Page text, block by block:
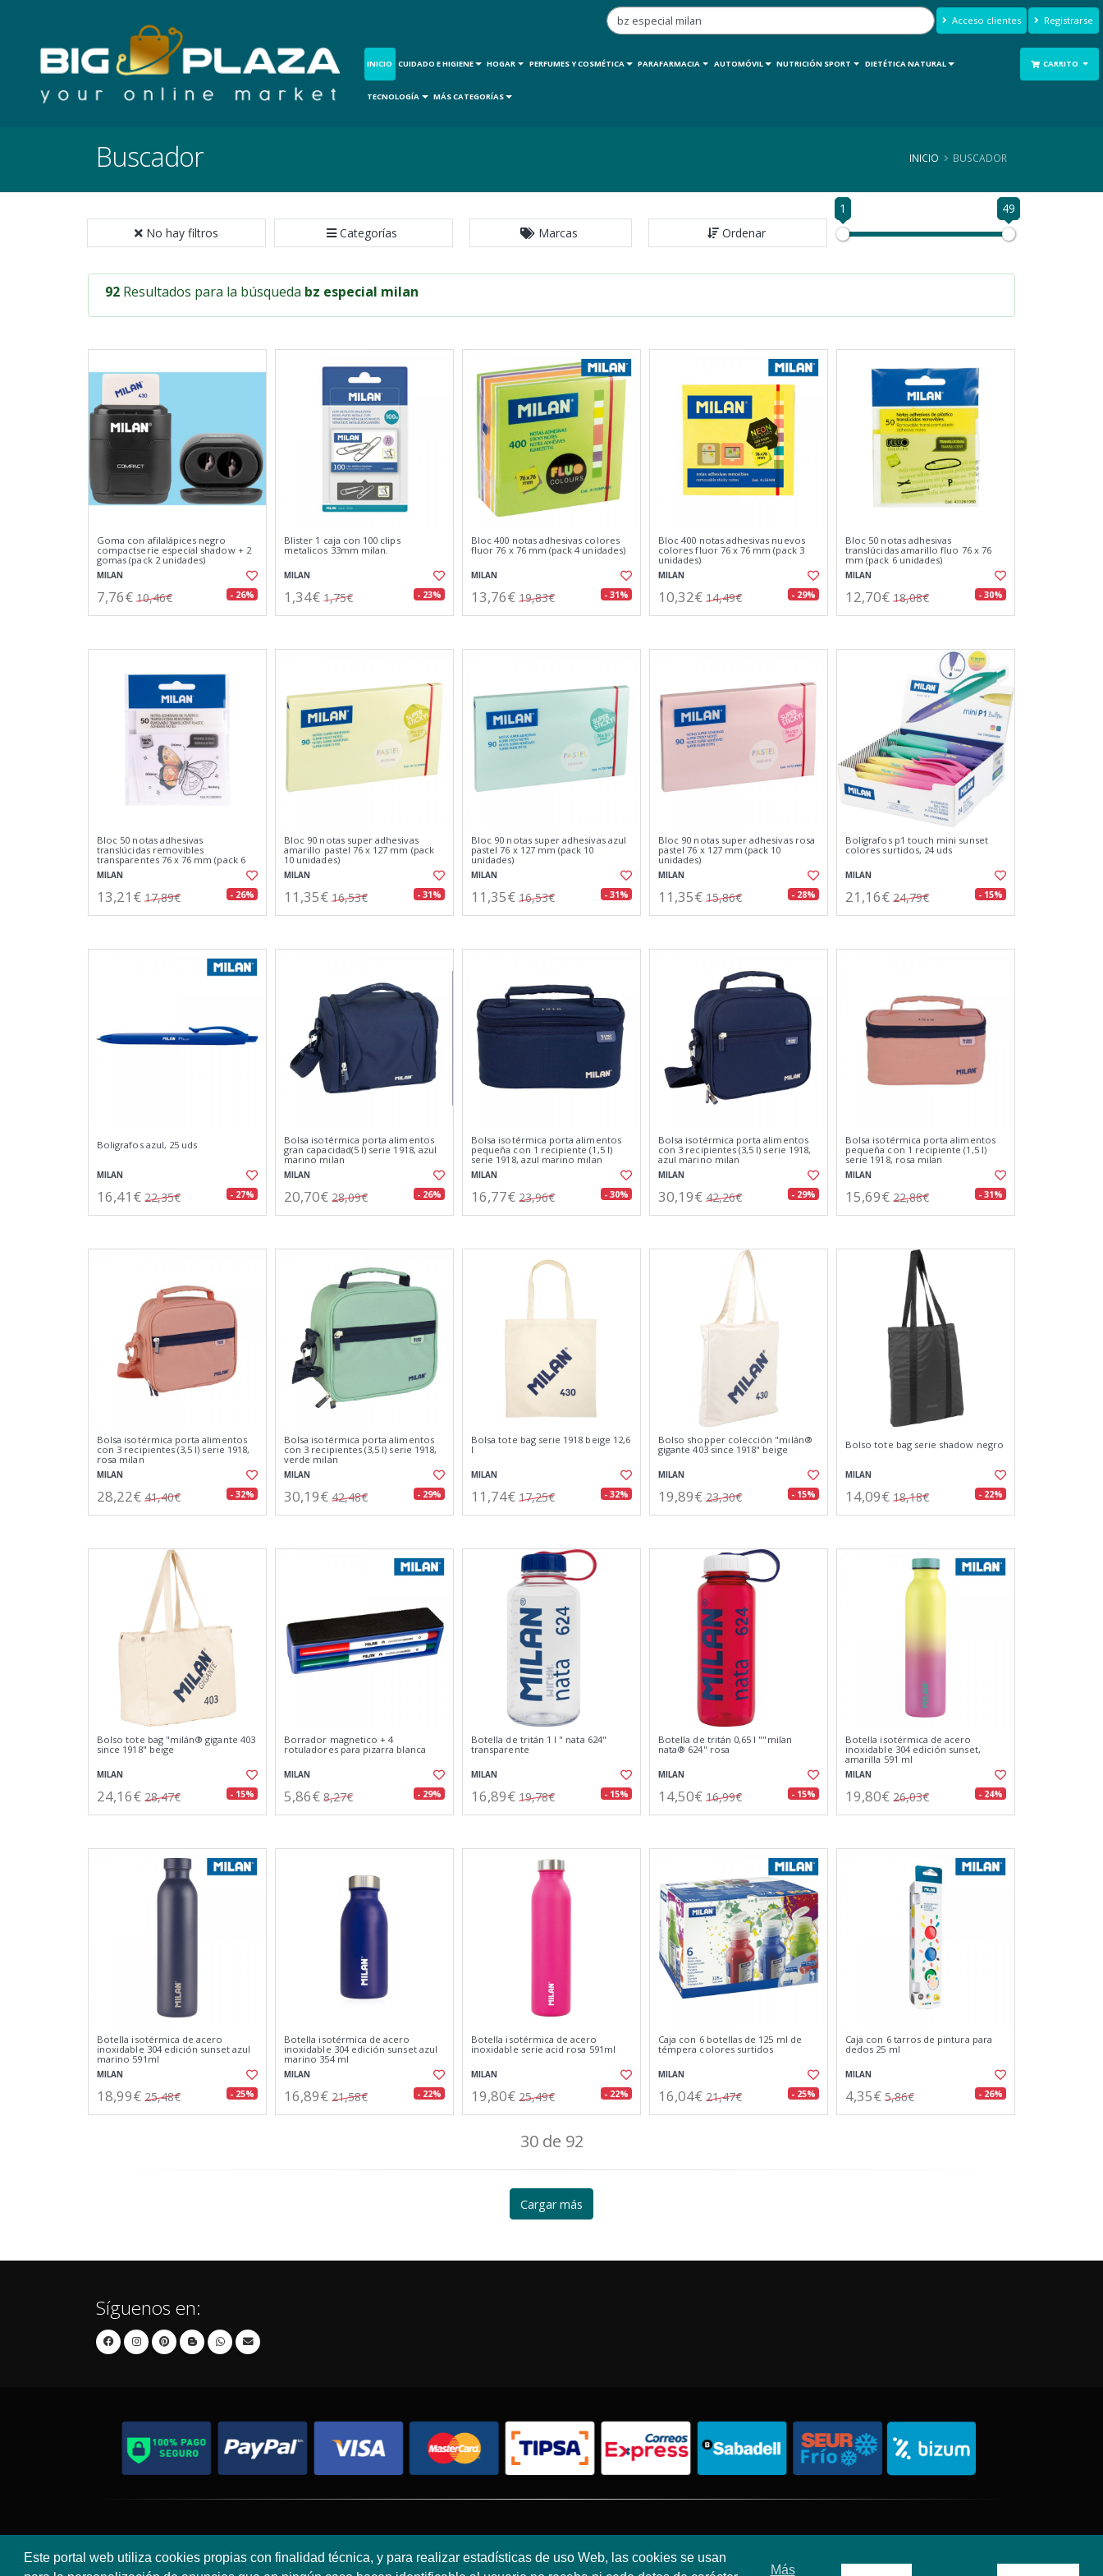
Este portal web utiliza cookies propias con finalidad técnica, y para realizar estadísticas de uso Web, las cookies se usan
Más
Acceso clientes Registrarse
INICIO CUIDADO E HIGIENE HOGAR PERFUMES Y COSMÉTICA PARAFARMACIA AUTOMÓVIL NUTRICIÓN SPORT DIETÉTICA NATURAL
TECNOLOGÍA MÁS CATEGORÍAS
CARRITO
Buscador INICIO BUSCADOR
No hay filtros Categorías Marcas Ordenar
1 49
92 Resultados para la búsqueda bz especial milan
Goma con afilalápices negro
compactserie especial shadow + 2
gomas (pack 2 unidades)
MILAN
7,76€ 10,46€ - 26%
Blister 1 caja con 100 clips
metalicos 33mm milan.
MILAN
1,34€ 1,75€ - 23%
Bloc 400 notas adhesivas colores
fluor 76 x 76 mm (pack 4 unidades)
MILAN
13,76€ 19,83€ - 31%
Bloc 400 notas adhesivas nuevos
colores fluor 76 x 76 mm (pack 3
unidades)
MILAN
10,32€ 14,49€ - 29%
Bloc 50 notas adhesivas
translúcidas amarillo fluo 76 x 76
mm (pack 6 unidades)
MILAN
12,70€ 18,08€ - 30%
Bloc 50 notas adhesivas
translúcidas removibles
transparentes 76 x 76 mm (pack 6
unidades)
MILAN
13,21€ 17,89€ - 26%
Bloc 90 notas super adhesivas
amarillo pastel 76 x 127 mm (pack
10 unidades)
MILAN
11,35€ 16,53€ - 31%
Bloc 90 notas super adhesivas azul
pastel 76 x 127 mm (pack 10
unidades)
MILAN
11,35€ 16,53€ - 31%
Bloc 90 notas super adhesivas rosa
pastel 76 x 127 mm (pack 10
unidades)
MILAN
11,35€ 15,86€ - 28%
Bolígrafos p1 touch mini sunset
colores surtidos, 24 uds
MILAN
21,16€ 24,79€ - 15%
Boligrafos azul, 25 uds
MILAN
16,41€ 22,35€ - 27%
Bolsa isotérmica porta alimentos
gran capacidad(5 l) serie 1918, azul
marino milan
MILAN
20,70€ 28,09€ - 26%
Bolsa isotérmica porta alimentos
pequeña con 1 recipiente (1,5 l)
serie 1918, azul marino milan
MILAN
16,77€ 23,96€ - 30%
Bolsa isotérmica porta alimentos
con 3 recipientes (3,5 l) serie 1918,
azul marino milan
MILAN
30,19€ 42,26€ - 29%
Bolsa isotérmica porta alimentos
pequeña con 1 recipiente (1,5 l)
serie 1918, rosa milan
MILAN
15,69€ 22,88€ - 31%
Bolsa isotérmica porta alimentos
con 3 recipientes (3,5 l) serie 1918,
rosa milan
MILAN
28,22€ 41,40€ - 32%
Bolsa isotérmica porta alimentos
con 3 recipientes (3,5 l) serie 1918,
verde milan
MILAN
30,19€ 42,48€ - 29%
Bolsa tote bag serie 1918 beige 12,6
l
MILAN
11,74€ 17,25€ - 32%
Bolso shopper colección "milán®
gigante 403 since 1918" beige
MILAN
19,89€ 23,30€ - 15%
Bolso tote bag serie shadow negro
MILAN
14,09€ 18,18€ - 22%
Bolso tote bag "milán® gigante 403
since 1918" beige
MILAN
24,16€ 28,47€ - 15%
Borrador magnetico + 4
rotuladores para pizarra blanca
MILAN
5,86€ 8,27€ - 29%
Botella de tritán 1 l " nata 624"
transparente
MILAN
16,89€ 19,78€ - 15%
Botella de tritán 0,65 l ""milan
nata® 624" rosa
MILAN
14,50€ 16,99€ - 15%
Botella isotérmica de acero
inoxidable 304 edición sunset,
amarilla 591 ml
MILAN
19,80€ 26,03€ - 24%
Botella isotérmica de acero
inoxidable 304 edición sunset azul
marino 591ml
MILAN
18,99€ 25,48€ - 25%
Botella isotérmica de acero
inoxidable 304 edición sunset azul
marino 354 ml
MILAN
16,89€ 21,58€ - 22%
Botella isotérmica de acero
inoxidable serie acid rosa 591ml
MILAN
19,80€ 25,49€ - 22%
Caja con 6 botellas de 125 ml de
témpera colores surtidos
MILAN
16,04€ 21,47€ - 25%
Caja con 6 tarros de pintura para
dedos 25 ml
MILAN
4,35€ 5,86€ - 26%
30 de 92
Cargar más
Síguenos en: